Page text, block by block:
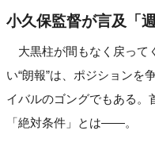
小久保監督が言及「
大黒柱が間もなく戻って
い“朗報”は、ポジションを
イバルのゴングでもある。
「絶対条件」とは――。